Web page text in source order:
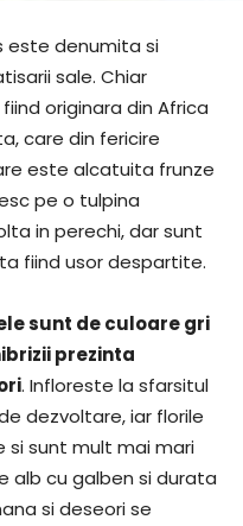
este denumita si
sale. Chiar
originara din Africa
care din fericire
este alcatuita frunze
pe o tulpina
in perechi, dar sunt
fiind usor despartite.
sunt de culoare gri
prezinta
. Infloreste la sfarsitul
dezvoltare, iar florile
si sunt mult mai mari
alb cu galben si durata
si deseori se